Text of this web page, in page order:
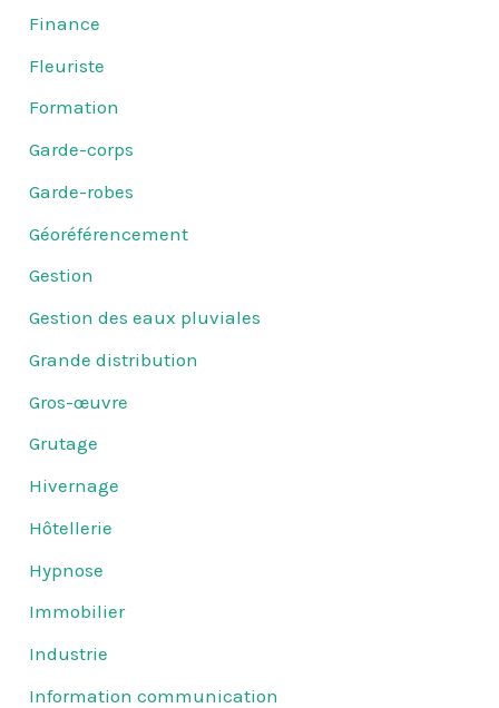
Finance
Fleuriste
Formation
Garde-corps
Garde-robes
Géoréférencement
Gestion
Gestion des eaux pluviales
Grande distribution
Gros-œuvre
Grutage
Hivernage
Hôtellerie
Hypnose
Immobilier
Industrie
Information communication